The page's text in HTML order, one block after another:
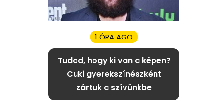
1 ÓRA AGO
Tudod, hogy ki van a képen?
Cuki gyerekszínészként
zártuk a szívünkbe